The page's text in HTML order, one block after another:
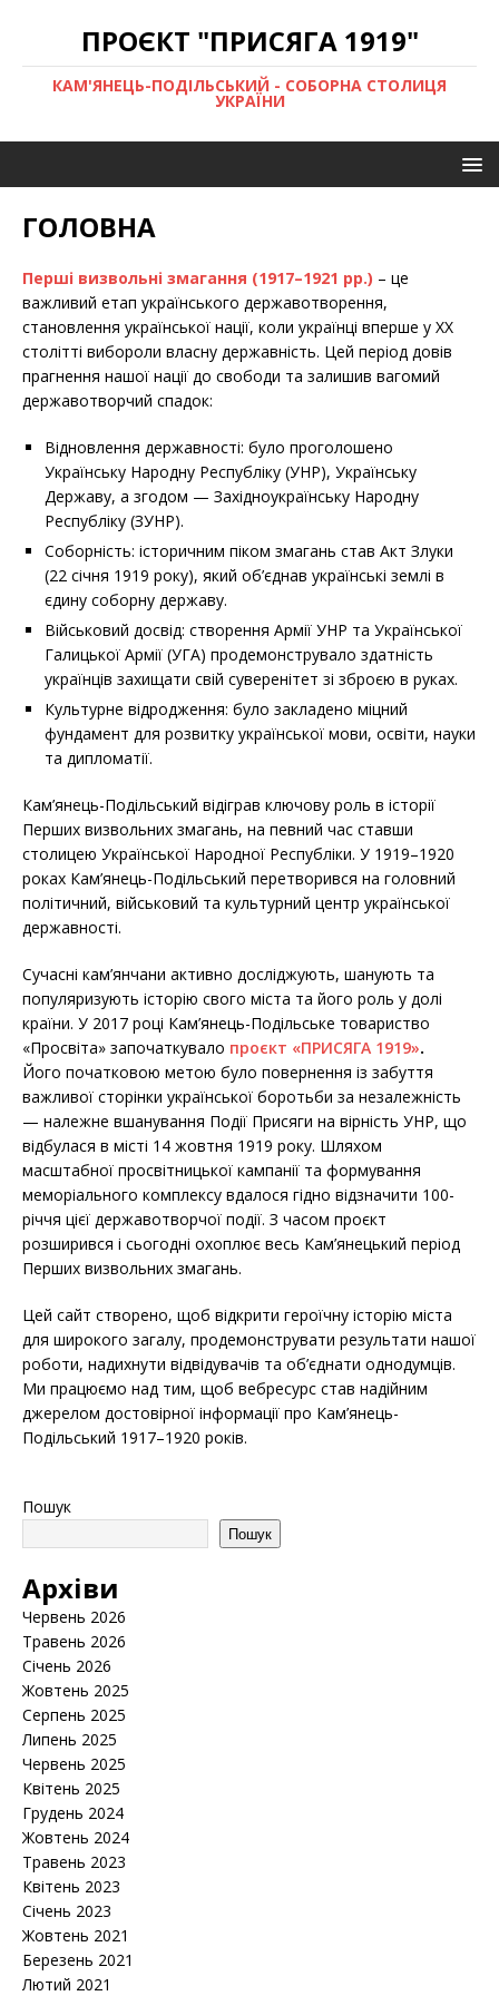
ПРОЄКТ "ПРИСЯГА 1919"
КАМ'ЯНЕЦЬ-ПОДІЛЬСЬКИЙ - СОБОРНА СТОЛИЦЯ
УКРАЇНИ
ГОЛОВНА
Перші визвольні змагання (1917–1921 рр.) – це
важливий етап українського державотворення,
становлення української нації, коли українці вперше у XX
столітті вибороли власну державність. Цей період довів
прагнення нашої нації до свободи та залишив вагомий
державотворчий спадок:
Відновлення державності: було проголошено
Українську Народну Республіку (УНР), Українську
Державу, а згодом — Західноукраїнську Народну
Республіку (ЗУНР).
Соборність: історичним піком змагань став Акт Злуки
(22 січня 1919 року), який об’єднав українські землі в
єдину соборну державу.
Військовий досвід: створення Армії УНР та Української
Галицької Армії (УГА) продемонструвало здатність
українців захищати свій суверенітет зі зброєю в руках.
Культурне відродження: було закладено міцний
фундамент для розвитку української мови, освіти, науки
та дипломатії.
Кам’янець-Подільський відіграв ключову роль в історії
Перших визвольних змагань, на певний час ставши
столицею Української Народної Республіки. У 1919–1920
роках Кам’янець-Подільський перетворився на головний
політичний, військовий та культурний центр української
державності.
Сучасні кам’янчани активно досліджують, шанують та
популяризують історію свого міста та його роль у долі
країни. У 2017 році Кам’янець-Подільське товариство
«Просвіта» започаткувало проєкт «ПРИСЯГА 1919».
Його початковою метою було повернення із забуття
важливої сторінки української боротьби за незалежність
— належне вшанування Події Присяги на вірність УНР, що
відбулася в місті 14 жовтня 1919 року. Шляхом
масштабної просвітницької кампанії та формування
меморіального комплексу вдалося гідно відзначити 100-
річчя цієї державотворчої події. З часом проєкт
розширився і сьогодні охоплює весь Кам’янецький період
Перших визвольних змагань.
Цей сайт створено, щоб відкрити героїчну історію міста
для широкого загалу, продемонструвати результати нашої
роботи, надихнути відвідувачів та об’єднати однодумців.
Ми працюємо над тим, щоб вебресурс став надійним
джерелом достовірної інформації про Кам’янець-
Подільський 1917–1920 років.
Пошук
Пошук
Архіви
Червень 2026
Травень 2026
Січень 2026
Жовтень 2025
Серпень 2025
Липень 2025
Червень 2025
Квітень 2025
Грудень 2024
Жовтень 2024
Травень 2023
Квітень 2023
Січень 2023
Жовтень 2021
Березень 2021
Лютий 2021